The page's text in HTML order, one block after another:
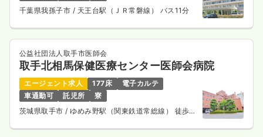
千葉県我孫子市 / 天王台駅（ＪＲ常磐線） バス11分
公益社団法人取手市医師会
取手北相馬保健医療センター医師会病院
エージェント求人 177床
電子カルテ
車通勤可
託児所
寮
茨城県取手市 / ゆめみ野駅（関東鉄道常総線） 徒歩16